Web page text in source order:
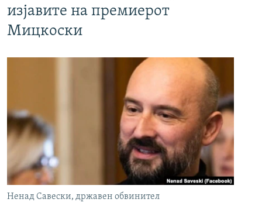
изјавите на премиерот
Мицкоски
Ненад Савески, државен обвинител